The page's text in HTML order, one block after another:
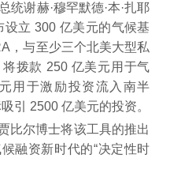
统谢赫·穆罕默德·本·扎耶
设立 300 亿美元的气候基
，与至少三个北美大型私
拨款 250 亿美元用于气
用于激励投资流入南半
引 2500 亿美元的投资。
比尔博士将该工具的推出
融资新时代的“决定性时